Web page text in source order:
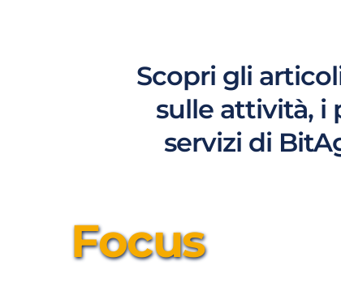
Scopri gli
sulle attività, i
servizi di
Focus